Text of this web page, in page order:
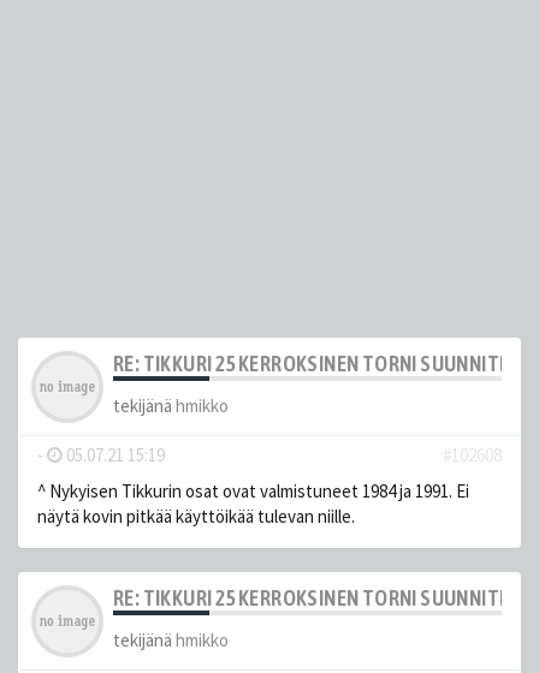
RE: TIKKURI 25 KERROKSINEN TORNI
tekijänä hmikko
- 05.07.21 15:19
#102608
^ Nykyisen Tikkurin osat ovat valmistuneet 1984 ja 1991. Ei
näytä kovin pitkää käyttöikää tulevan niille.
RE: TIKKURI 25 KERROKSINEN TORNI
tekijänä hmikko